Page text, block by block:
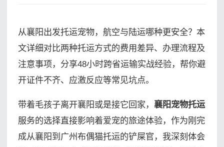
从襄阳出发托运宠物，航空与陆运哪种更安全？本
文详细对比两种托运方式的费用差异、办理流程及
注意事项，分享48小时跨省运输实战经验，帮你避
开证件不齐、应激反应等常见坑点。
带着毛孩子离开襄阳或是接它回家， 襄阳宠物托运
服务的选择直接影响着爱宠的旅途体验，作为刚完
成从襄阳到广州布偶猫托运的铲屎官，我深刻体会